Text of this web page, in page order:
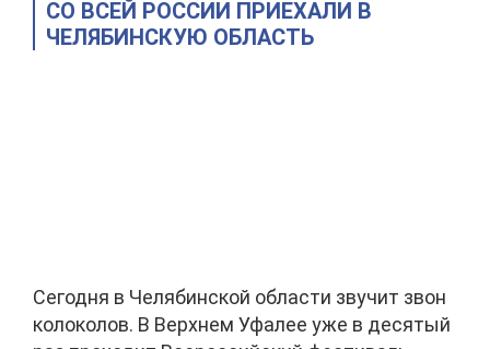
СО ВСЕЙ РОССИИ ПРИЕХАЛИ В
ЧЕЛЯБИНСКУЮ ОБЛАСТЬ
Сегодня в Челябинской области звучит звон
колоколов. В Верхнем Уфалее уже в десятый